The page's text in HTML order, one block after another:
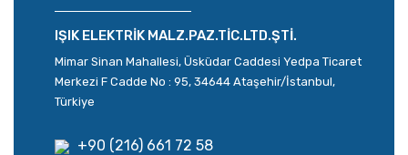
IŞIK ELEKTRİK MALZ.PAZ.TİC.LTD.ŞTİ.
Mimar Sinan Mahallesi, Üsküdar Caddesi Yedpa Ticaret
Merkezi F Cadde No : 95, 34644 Ataşehir/İstanbul,
Türkiye
+90 (216) 661 72 58